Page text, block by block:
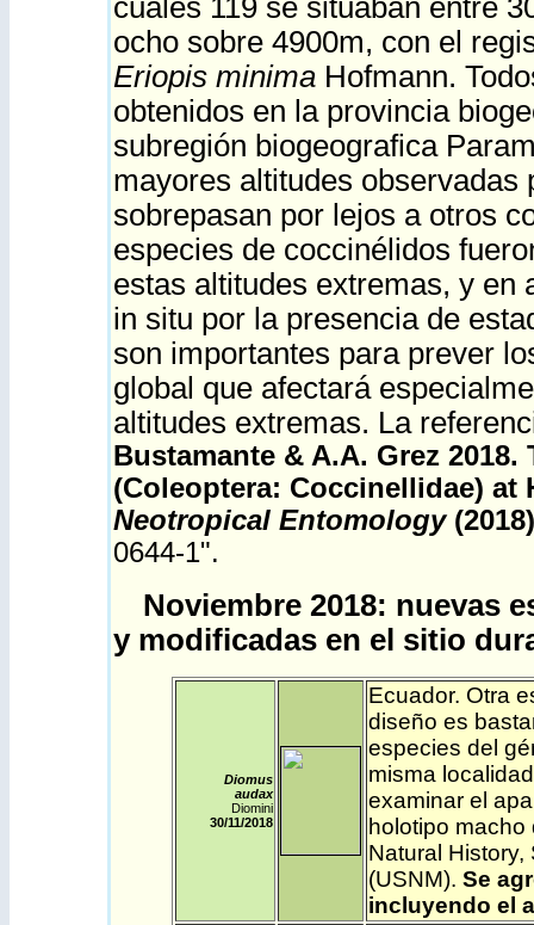
cuales 119 se situaban entre
ocho sobre 4900m, con el
Eriopis minima Hofmann.
obtenidos en la provincia
subregión biogeografica
mayores altitudes
sobrepasan por lejos a otros
especies de coccinélidos
estas altitudes extremas, y en
in situ por la presencia de
son importantes para prever
global que afectará
altitudes extremas. La
Bustamante & A.A. Grez 2018.
(Coleoptera: Coccinellidae)
Neotropical Entomology
0644-1".
Noviembre 2018: nuevas
y modificadas en el sitio
Diomus
audax
Diomini
30/11/2018
Ecuador. Otra
diseño es
especies del
misma
examinar el
holotipo
Natural History,
(USNM). Se
incluyendo el